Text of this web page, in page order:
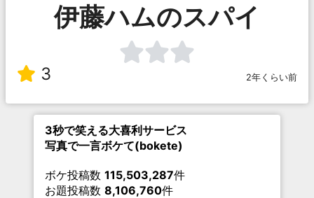
伊藤ハムのスパイ
3 2年くらい前
3秒で笑える大喜利サービス
写真で一言ボケて(bokete)
ボケ投稿数 115,503,287件
お題投稿数 8,106,760件